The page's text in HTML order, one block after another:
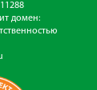
домен: